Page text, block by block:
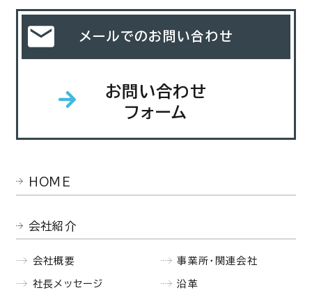
メールでのお問い合わせ
お問い合わせ
フォーム
HOME
会社紹介
会社概要
社長メッセージ
事業所・関連会社
沿革